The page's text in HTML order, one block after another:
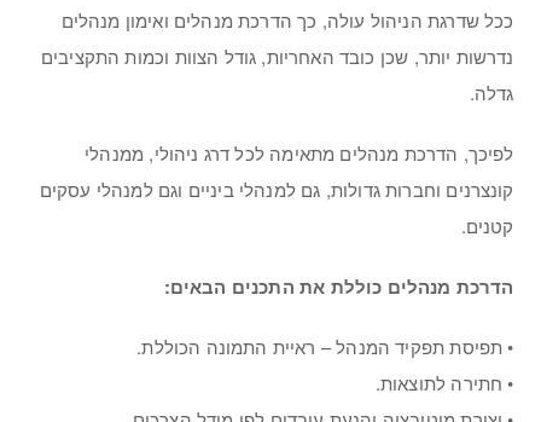
ככל שדרגת הניהול עולה, כך הדרכת מנהלים ואימון מנהלים
נדרשות יותר, שכן כובד האחריות, גודל הצוות וכמות התקציבים
גדלה.
לפיכך, הדרכת מנהלים מתאימה לכל דרג ניהולי, ממנהלי
קונצרנים וחברות גדולות, גם למנהלי ביניים וגם למנהלי עסקים
קטנים.
הדרכת מנהלים כוללת את התכנים הבאים:
• תפיסת תפקיד המנהל – ראיית התמונה הכוללת.
• חתירה לתוצאות.